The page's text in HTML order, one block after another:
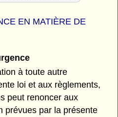
EN MATIÈRE DE
à toute autre
loi et aux règlements,
peut renoncer aux
prévues par la présente